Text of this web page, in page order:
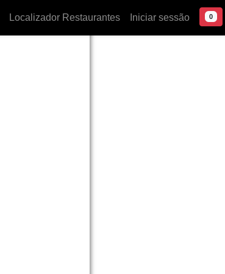
Localizador Restaurantes Iniciar sessão 0